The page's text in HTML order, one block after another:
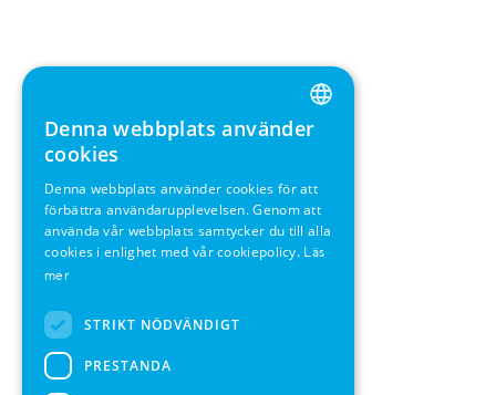
ENGLISH
SWEDISH
FRENCH
Denna webbplats använder
cookies
Denna webbplats använder cookies för att
förbättra användarupplevelsen. Genom att
använda vår webbplats samtycker du till alla
cookies i enlighet med vår cookiepolicy. Läs
mer
STRIKT NÖDVÄNDIGT
PRESTANDA